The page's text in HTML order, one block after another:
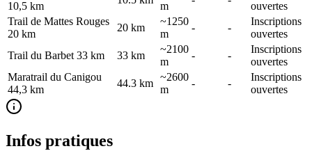
10,5 km
m
ouvertes
Trail de Mattes Rouges
20 km
20 km
~1250
m
- -
Inscriptions
ouvertes
Trail du Barbet 33 km
33 km
~2100
m
- -
Inscriptions
ouvertes
Maratrail du Canigou
44,3 km
44.3 km
~2600
m
- -
Inscriptions
ouvertes
Infos pratiques